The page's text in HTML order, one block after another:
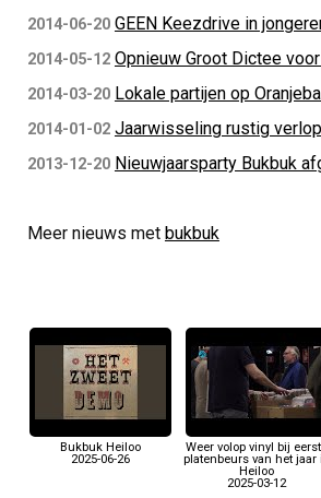
2014-06-20 GEEN Keezdrive in
2014-05-12 Opnieuw Groot Dictee
2014-03-20 Lokale partijen op
2014-01-02 Jaarwisseling rustig
2013-12-20 Nieuwjaarsparty Bukbuk
Meer nieuws met bukbuk
Bukbuk Heiloo
2025-06-26
Weer volop vinyl bij
platenbeurs van het jaar
Heiloo
2025-03-12